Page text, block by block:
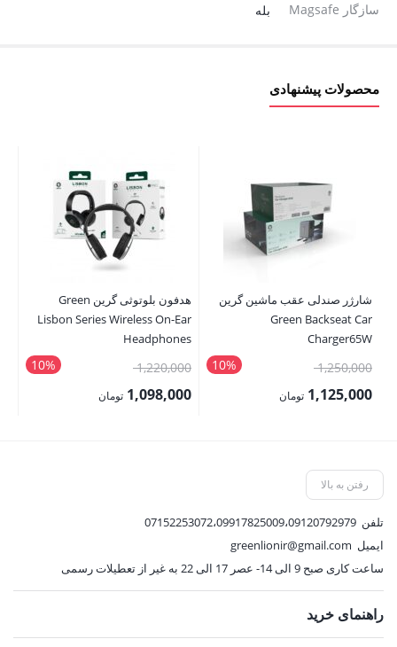
سازگار Magsafe بله
محصولات پیشنهادی
شارژر صندلی عقب ماشین گرین
Green Backseat Car
Charger65W
10% 1,250,000قیمت
اصلی:1,125,000 تومان
1,125,000 تومان.
هدفون بلوتوثی گرین Green
Lisbon Series Wireless On-Ear
Headphones
10% 1,220,000قیمت
اصلی:1,098,000 تومان
رفتن به بالا
تلفن 07152253072،09917825009،09120792979
ایمیل greenlionir@gmail.com
ساعت کاری صبح 9 الی 14- عصر 17 الی 22 به غیر از تعطیلات رسمی
راهنمای خرید